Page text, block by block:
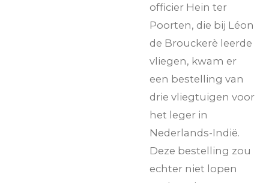
officier Hein ter
Poorten, die bij Léon
de Brouckerè leerde
vliegen, kwam er
een bestelling van
drie vliegtuigen voor
het leger in
Nederlands-Indië.
Deze bestelling zou
echter niet lopen